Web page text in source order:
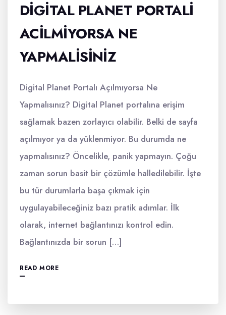
DIGITAL PLANET PORTALI
ACILMIYORSA NE
YAPMALISINIZ
Digital Planet Portalı Açılmıyorsa Ne
Yapmalısınız? Digital Planet portalına erişim
sağlamak bazen zorlayıcı olabilir. Belki de sayfa
açılmıyor ya da yüklenmiyor. Bu durumda ne
yapmalısınız? Öncelikle, panik yapmayın. Çoğu
zaman sorun basit bir çözümle halledilebilir. İşte
bu tür durumlarla başa çıkmak için
uygulayabileceğiniz bazı pratik adımlar. İlk
olarak, internet bağlantınızı kontrol edin.
Bağlantınızda bir sorun […]
READ MORE